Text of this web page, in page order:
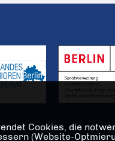
Cookies, die
(Website-